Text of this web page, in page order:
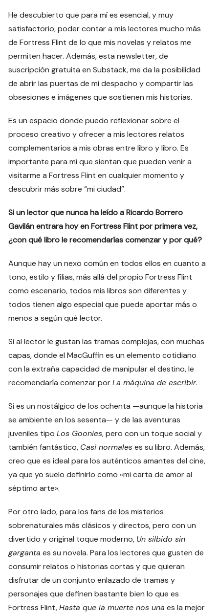
He descubierto que para mí es esencial, y muy
satisfactorio, poder contar a mis lectores mucho más
de Fortress Flint de lo que mis novelas y relatos me
permiten hacer. Además, esta newsletter, de
suscripción gratuita en Substack, me da la posibilidad
de abrir las puertas de mi despacho y compartir las
obsesiones e imágenes que sostienen mis historias.
Es un espacio donde puedo reflexionar sobre el
proceso creativo y ofrecer a mis lectores relatos
complementarios a mis obras entre libro y libro. Es
importante para mí que sientan que pueden venir a
visitarme a Fortress Flint en cualquier momento y
descubrir más sobre “mi ciudad”.
Si un lector que nunca ha leído a Ricardo Borrero
Gavilán entrara hoy en Fortress Flint por primera vez,
¿con qué libro le recomendarías comenzar y por qué?
Aunque hay un nexo común en todos ellos en cuanto a
tono, estilo y filias, más allá del propio Fortress Flint
como escenario, todos mis libros son diferentes y
todos tienen algo especial que puede aportar más o
menos a según qué lector.
Si al lector le gustan las tramas complejas, con muchas
capas, donde el MacGuffin es un elemento cotidiano
con la extraña capacidad de manipular el destino, le
recomendaría comenzar porLa máquina de escribir.
Si es un nostálgico de los ochenta —aunque la historia
se ambiente en los sesenta— y de las aventuras
juveniles tipoLos Goonies, pero con un toque social y
también fantástico, Casi normaleses su libro. Además,
creo que es ideal para los auténticos amantes del cine,
ya que yo suelo definirlo como «mi carta de amor al
séptimo arte».
Por otro lado, para los fans de los misterios
sobrenaturales más clásicos y directos, pero con un
divertido y original toque moderno, Un silbido sin
garganta es su novela. Para los lectores que gusten de
consumir relatos o historias cortas y que quieran
disfrutar de un conjunto enlazado de tramas y
personajes que definen bastante bien lo que es
Fortress Flint,Hasta que la muerte nos una es la mejor